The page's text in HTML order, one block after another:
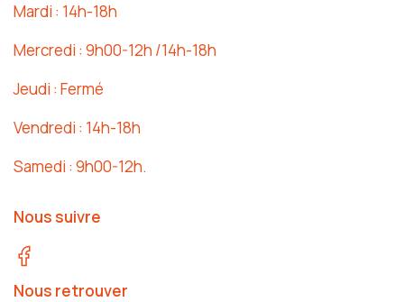
Mardi : 14h-18h
Mercredi : 9h00-12h /14h-18h
Jeudi : Fermé
Vendredi : 14h-18h
Samedi : 9h00-12h.
Nous suivre
Nous retrouver